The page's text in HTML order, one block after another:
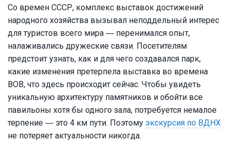
Со времен СССР, комплекс выставок достижений
народного хозяйства вызывал неподдельный интерес
для туристов всего мира ― перенимался опыт,
налаживались дружеские связи. Посетителям
предстоит узнать, как и для чего создавался парк,
какие изменения претерпела выставка во времена
ВОВ, что здесь происходит сейчас. Чтобы увидеть
уникальную архитектуру памятников и обойти все
павильоны хотя бы одного зала, потребуется немалое
терпение ― это 4 км пути. Поэтому экскурсия по ВДНХ
не потеряет актуальности никогда.